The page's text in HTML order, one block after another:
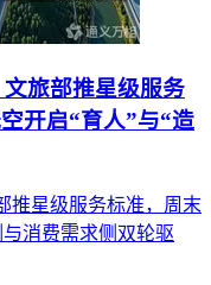
旅部推星级服务
开启“育人”与“造
推星级服务标准，周末
消费需求侧双轮驱